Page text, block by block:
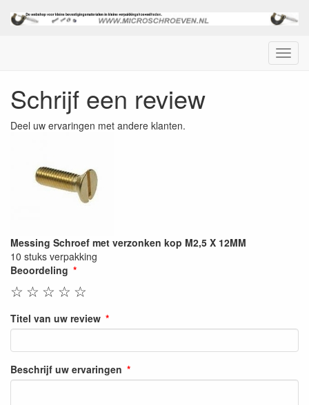
Menu
Schrijf een review
Deel uw ervaringen met andere klanten.
Messing Schroef met verzonken kop M2,5 X 12MM
10 stuks verpakking
Beoordeling
☆
☆
☆
☆
☆
Titel van uw review
Beschrijf uw ervaringen